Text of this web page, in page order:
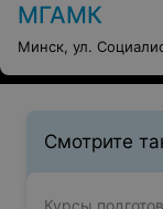
МГАМК
Минск, ул.
Смотрите